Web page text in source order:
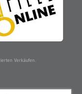
Verkäufen.